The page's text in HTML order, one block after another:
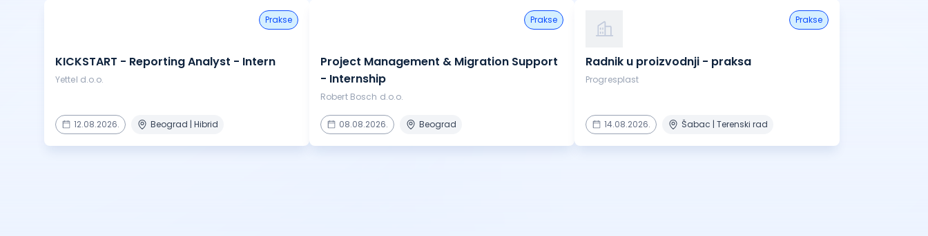
prakse
KICKSTART - Reporting Analyst - Intern
Yettel d.o.o.
12.08.2026. Beograd | Hibrid
prakse
Project Management & Migration Support
- Internship
Robert Bosch d.o.o.
08.08.2026. Beograd
prakse
Radnik u proizvodnji - praksa
Progresplast
14.08.2026. Šabac | Terenski rad